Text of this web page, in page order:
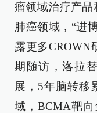
瘤领域治疗产品
肺癌领域，“进
露更多CROWN
期随访，洛拉
展，5年脑转移
域，BCMA靶